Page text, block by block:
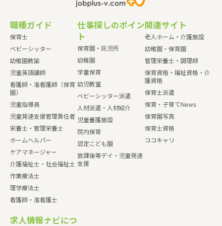
職種ガイド
保育士
ベビーシッター
幼稚園教諭
児童英語講師
看護師・准看護師（保育
園）
児童指導員
児童発達支援管理責任者
栄養士・管理栄養士
ホームヘルパー
ケアマネージャー
介護福祉士・社会福祉士
作業療法士
理学療法士
看護師・准看護士
仕事探しのポイン
ト
保育園・託児所
幼稚園
学童保育
幼児教室
ベビーシッター派遣
人材派遣・人材紹介
児童養護施設
院内保育
認定こども園
放課後等デイ・児童発達
支援
関連サイト
老人ホーム・介護施設
幼稚園・保育園
管理栄養士・調理師
保育資格・福祉資格・介
護資格
保育士派遣
保育・子育てNews
保育園写真
保育士資格
ココキャリ
求人情報ナビにつ